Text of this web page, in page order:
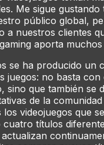
Me sigue
público global,
a nuestros clientes
gaming aporta
se ha producido un
juegos: no basta con
sino que también se
de la comunidad
videojuegos que
títulos